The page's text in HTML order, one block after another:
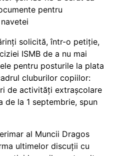
pentru
solicită, într-o petiție,
ISMB de a nu mai
pentru posturile la plata
cluburilor copiilor:
de activități extrașcolare
de la 1 septembrie, spun
al Muncii Dragos
ultimelor discuții cu